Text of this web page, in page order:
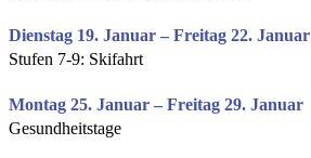
Dienstag 19. Januar – Freitag 22. Januar
Stufen 7-9: Skifahrt
Montag 25. Januar – Freitag 29. Januar
Gesundheitstage